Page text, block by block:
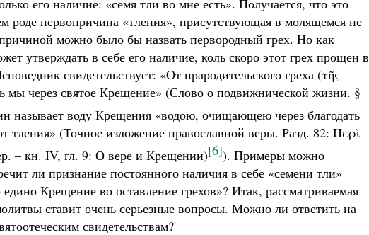
его наличие: «семя тли во мне есть». Получается, что это
роде первопричина «тления», присутствующая в молящемся не
можно было бы назвать первородный грех. Но как
утверждать в себе его наличие, коль скоро этот грех прощен в
свидетельствует: «От прародительского греха (τῆς
мы через святое Крещение» (Слово о подвижнической жизни. §
называет воду Крещения «водою, очищающею через благодать
тления» (Точное изложение православной веры. Разд. 82: Περὶ
– кн. IV, гл. 9: О вере и Крещении)[6]). Примеры можно
ли признание постоянного наличия в себе «семени тли»
Крещение во оставление грехов»? Итак, рассматриваемая
ставит очень серьезные вопросы. Можно ли ответить на
свидетельствам?